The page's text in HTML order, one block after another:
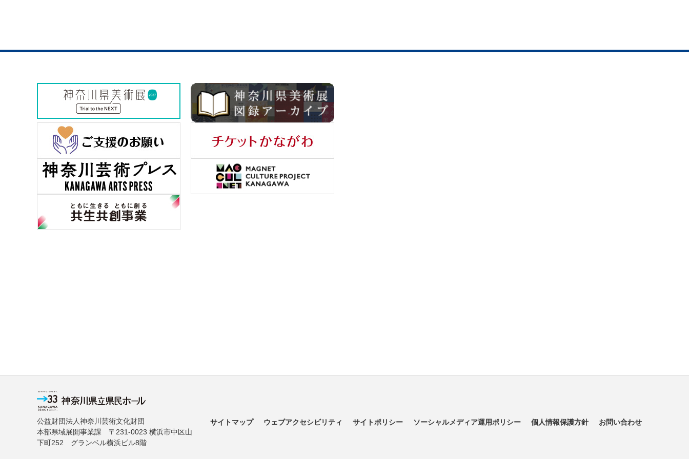
公益財団法人神奈川芸術文化財団
本部県域展開事業課 〒231-0023 横浜市中区山
下町252 グランベル横浜ビル8階
サイトマップ ウェブアクセシビリティ サイトポリシー ソーシャルメディア運用ポリシー 個人情報保護方針 お問い合わせ